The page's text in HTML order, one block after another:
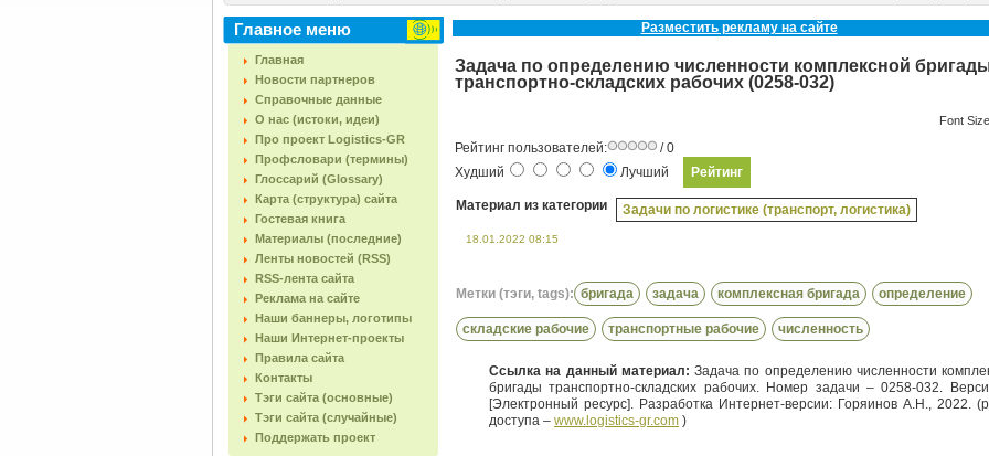
(0258-032)
Главное меню
Главная
Новости партнеров
Справочные данные
О нас (истоки, идеи)
Про проект Logistics-GR
Профсловари (термины)
Глоссарий (Glossary)
Карта (структура) сайта
Гостевая книга
Материалы (последние)
Ленты новостей (RSS)
RSS-лента сайта
Реклама на сайте
Наши баннеры, логотипы
Наши Интернет-проекты
Правила сайта
Контакты
Тэги сайта (основные)
Тэги сайта (случайные)
Поддержать проект
Разместить рекламу на сайте
Задача по определению численности комплексной
транспортно-складских рабочих (0258-032)
Font Size
Рейтинг пользователей:
/ 0
Худший
Лучший
Материал из категории Задачи по логистике (транспорт, логистика)
18.01.2022 08:15
Метки (тэги, tags): бригада задача комплексная бригада определение
складские рабочие транспортные рабочие численность
Ссылка на данный материал: Задача по определению численности
бригады транспортно-складских рабочих. Номер задачи – 0258-032.
[Электронный ресурс]. Разработка Интернет-версии: Горяинов А.Н., 2022.
доступа – www. logistics-gr.com )